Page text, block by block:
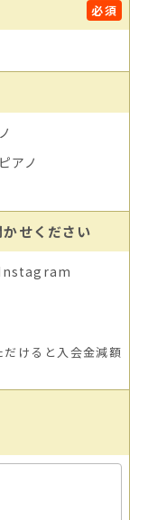
必須
アノ
せください
けると入会金減額